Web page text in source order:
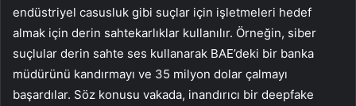
endüstriyel casusluk gibi suçlar için işletmeleri hedef
almak için derin sahtekarlıklar kullanılır. Örneğin, siber
suçlular derin sahte ses kullanarak BAE’deki bir banka
müdürünü kandırmayı ve 35 milyon dolar çalmayı
başardılar. Söz konusu vakada, inandırıcı bir deepfake